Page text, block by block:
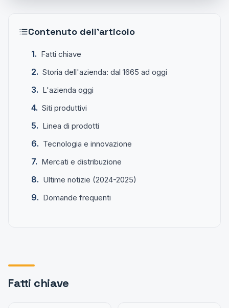
Contenuto dell'articolo
Fatti chiave
Storia dell'azienda: dal 1665 ad oggi
L'azienda oggi
Siti produttivi
Linea di prodotti
Tecnologia e innovazione
Mercati e distribuzione
Ultime notizie (2024-2025)
Domande frequenti
Fatti chiave